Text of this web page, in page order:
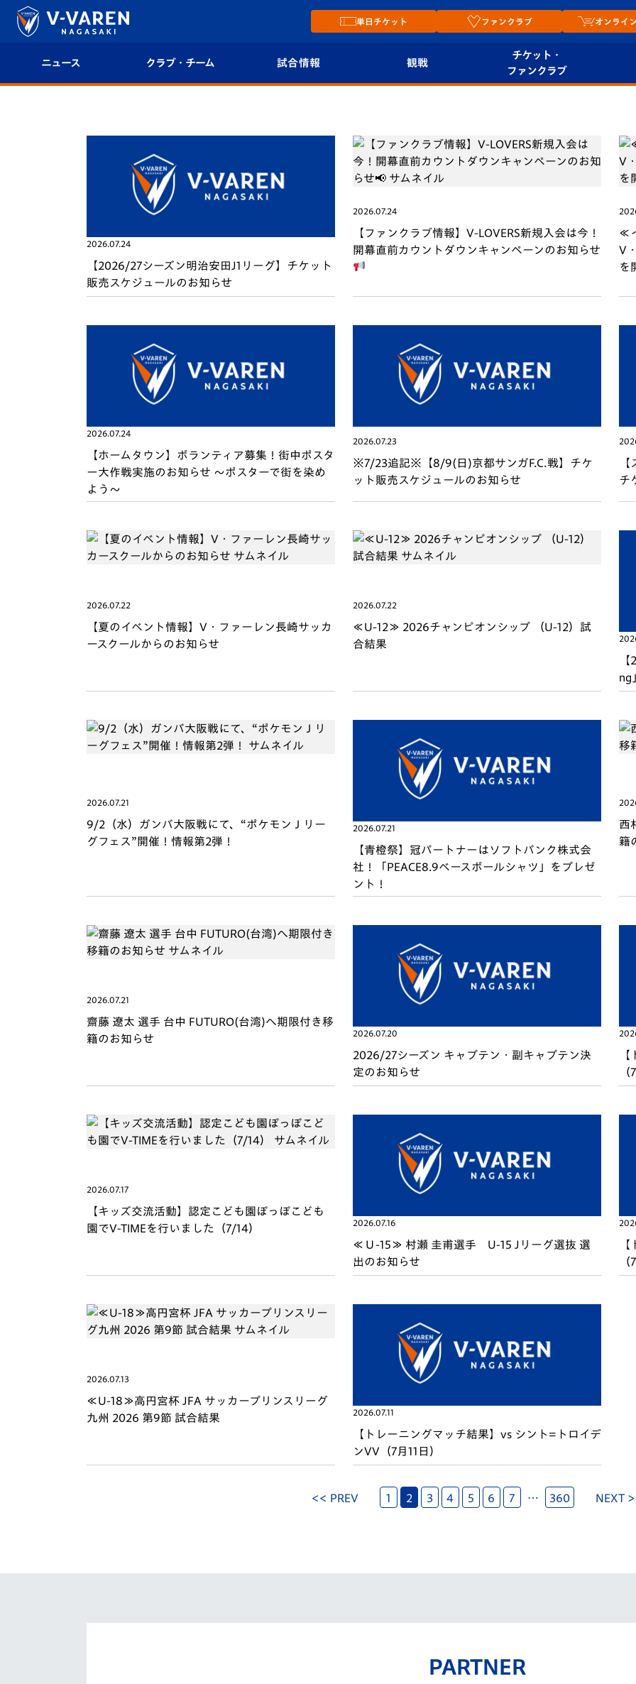
単日チケット ファンクラブ オンライ
ニュース クラブ・チーム
フィロソフィー
クラブ概要
エンブレム紹介
選手プロフィール
スタッフプロフィール
チームスケジュール
クラブハウス（練習
場）
平和祈念活動
試合情報
試合情報
順位表
観戦
はじめての観戦ガイ
ド
スタジアムへのアク
セス
V-EXPRESS（ユニフ
ォーム入場）
チケット・
ファンクラブ
シーズンシート
クラブ）
2026.07.24
【2026/27シーズン明治安田J1リーグ】チケット
販売スケジュールのお知らせ
2026.07.24
【ファンクラブ情報】V-LOVERS新規入会は今！
開幕直前カウントダウンキャンペーンのお知らせ
≪
V
を
2026.07.24
【ホームタウン】ボランティア募集！街中ポスタ
ー大作戦実施のお知らせ ～ポスターで街を染め
よう～
2026.07.23
※7/23追記※【8/9(日)京都サンガF.C.戦】チケ
ット販売スケジュールのお知らせ
チ
2026.07.22
【夏のイベント情報】V・ファーレン長崎サッカ
ースクールからのお知らせ
2026.07.22
≪U-12≫ 2026チャンピオンシップ （U-12）試
合結果
ng
2026.07.21
9/2（水）ガンバ大阪戦にて、“ポケモンＪリー
グフェス”開催！情報第2弾！
2026.07.21
【青橙祭】冠パートナーはソフトバンク株式会
社！「PEACE8.9ベースボールシャツ」をプレゼ
ント！
西
籍
2026.07.21
齋藤 遼太 選手 台中 FUTURO(台湾)へ期限付き移
籍のお知らせ
2026.07.20
2026/27シーズン キャプテン・副キャプテン決
定のお知らせ
2026.07.17
【キッズ交流活動】認定こども園ぽっぽこども
園でV-TIMEを行いました（7/14）
2026.07.16
≪Ｕ-15≫ 村瀬 圭甫選手 U-15 Jリーグ選抜 選
出のお知らせ
2026.07.13
≪U-18≫高円宮杯 JFA サッカープリンスリーグ
九州 2026 第9節 試合結果
2026.07.11
【トレーニングマッチ結果】vs シント=トロイデ
ンVV（7月11日）
<< PREV 1 2 3 4 5 6 7 … 360 NEXT
PARTNER